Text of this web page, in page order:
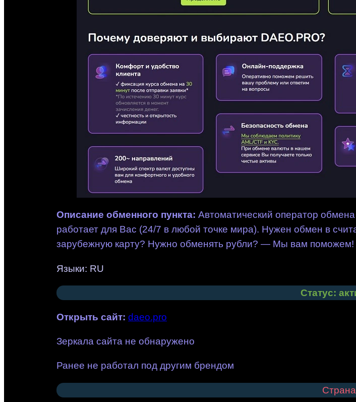
Описание обменного пункта: Автоматический оператор
работает для Вас (24/7 в любой точке мира). Нужен обмен в
зарубежную карту? Нужно обменять рубли? — Мы вам поможем!
Языки: RU
Статус:
Открыть сайт: daeo.pro
Зеркала сайта не обнаружено
Ранее не работал под другим брендом
Страна